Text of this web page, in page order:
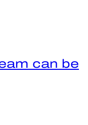
can be